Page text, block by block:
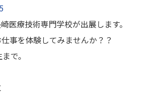
医療技術専門学校が出展します。
事を体験してみませんか？？
で。